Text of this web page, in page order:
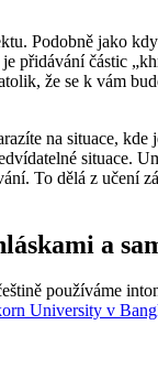
Podobně jako
částic
že se k vám
na situace,
situace.
To dělá z učení
a
používáme
University v